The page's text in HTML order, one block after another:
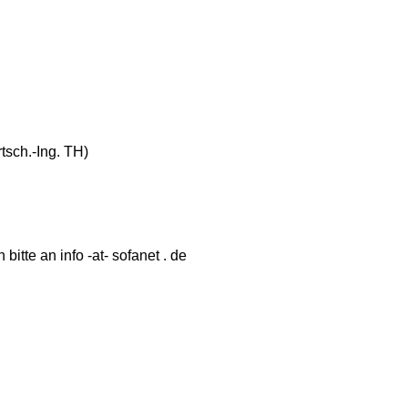
Ing. TH)
bitte an info -at- sofanet . de